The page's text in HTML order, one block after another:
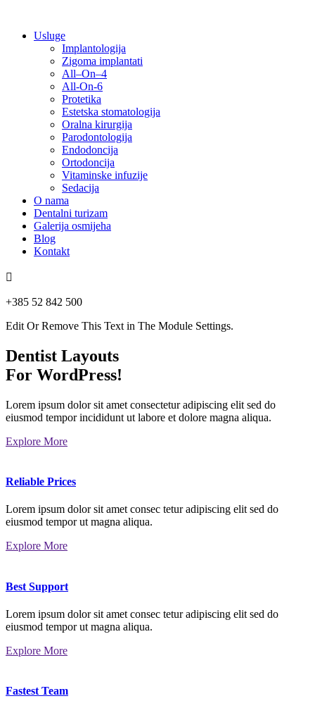
Usluge
Implantologija
Zigoma implantati
All–On–4
All-On-6
Protetika
Estetska stomatologija
Oralna kirurgija
Parodontologija
Endodoncija
Ortodoncija
Vitaminske infuzije
Sedacija
O nama
Dentalni turizam
Galerija osmijeha
Blog
Kontakt

+385 52 842 500
Edit Or Remove This Text in The Module Settings.
Dentist Layouts
For WordPress!
Lorem ipsum dolor sit amet consectetur adipiscing elit sed do
eiusmod tempor incididunt ut labore et dolore magna aliqua.
Explore More
Reliable Prices
Lorem ipsum dolor sit amet consec tetur adipiscing elit sed do
eiusmod tempor ut magna aliqua.
Explore More
Best Support
Lorem ipsum dolor sit amet consec tetur adipiscing elit sed do
eiusmod tempor ut magna aliqua.
Explore More
Fastest Team